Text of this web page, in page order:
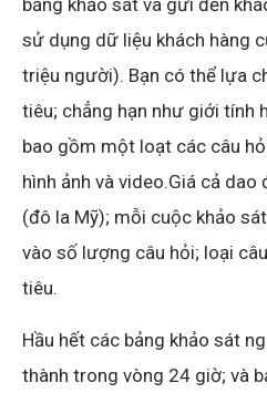
bảng khảo sát và gửi đến
sử dụng dữ liệu khách hàng
triệu người). Bạn có thể lựa
tiêu; chẳng hạn như giới tính
bao gồm một loạt các câu
hình ảnh và video.Giá cả
(đô la Mỹ); mỗi cuộc khảo
vào số lượng câu hỏi; loại
tiêu.
Hầu hết các bảng khảo sát
thành trong vòng 24 giờ; và